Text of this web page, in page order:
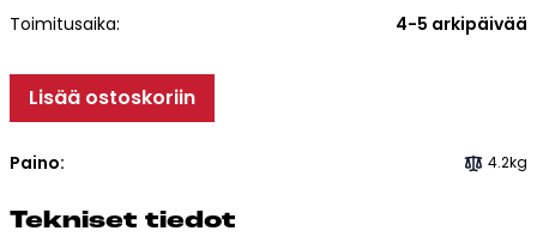
Verkkokauppa
Kamiinat ja kevyet tulisijat
Grillit ja pihakeittiöt
Toimitusaika:
4-5 arkipäivää
Lisää ostoskoriin
Paino: 4.2kg
Tek­ni­set tie­dot